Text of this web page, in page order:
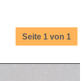
Seite 1 von 1